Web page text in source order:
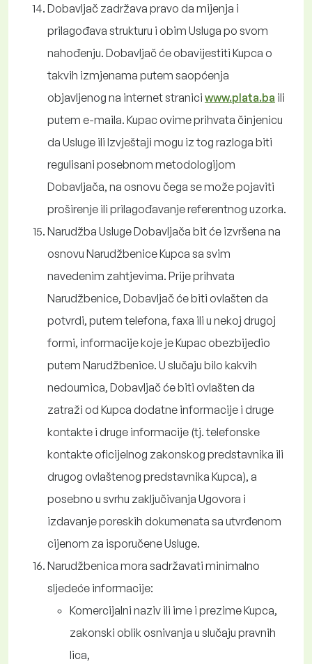
Dobavljač zadržava pravo da mijenja i
prilagođava strukturu i obim Usluga po svom
nahođenju. Dobavljač će obavijestiti Kupca o
takvih izmjenama putem saopćenja
objavljenog na internet stranici www.plata.ba ili
putem e-maila. Kupac ovime prihvata činjenicu
da Usluge ili Izvještaji mogu iz tog razloga biti
regulisani posebnom metodologijom
Dobavljača, na osnovu čega se može pojaviti
proširenje ili prilagođavanje referentnog uzorka.
Narudžba Usluge Dobavljača bit će izvršena na
osnovu Narudžbenice Kupca sa svim
navedenim zahtjevima. Prije prihvata
Narudžbenice, Dobavljač će biti ovlašten da
potvrdi, putem telefona, faxa ili u nekoj drugoj
formi, informacije koje je Kupac obezbijedio
putem Narudžbenice. U slučaju bilo kakvih
nedoumica, Dobavljač će biti ovlašten da
zatraži od Kupca dodatne informacije i druge
kontakte i druge informacije (tj. telefonske
kontakte oficijelnog zakonskog predstavnika ili
drugog ovlaštenog predstavnika Kupca), a
posebno u svrhu zaključivanja Ugovora i
izdavanje poreskih dokumenata sa utvrđenom
cijenom za isporučene Usluge.
Narudžbenica mora sadržavati minimalno
sljedeće informacije:
Komercijalni naziv ili ime i prezime Kupca,
zakonski oblik osnivanja u slučaju pravnih
lica,